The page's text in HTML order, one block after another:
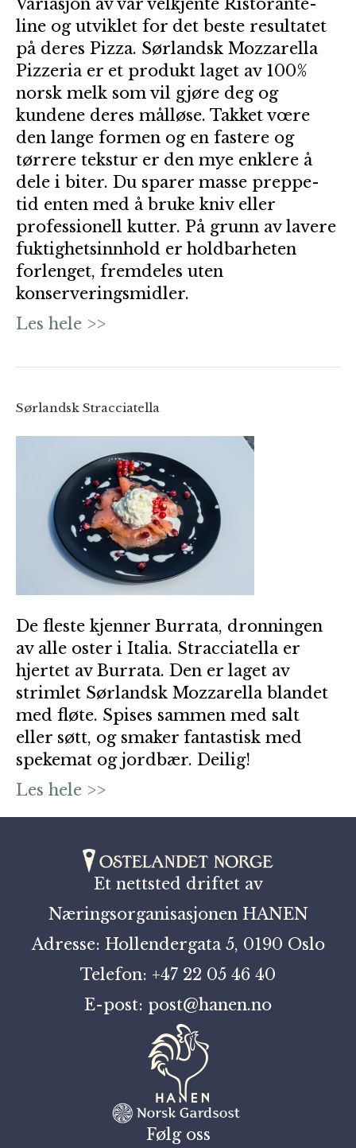
Variasjon av vår velkjente Ristorante-
line og utviklet for det beste resultatet
på deres Pizza. Sørlandsk Mozzarella
Pizzeria er et produkt laget av 100%
norsk melk som vil gjøre deg og
kundene deres målløse. Takket vœre
den lange formen og en fastere og
tørrere tekstur er den mye enklere å
dele i biter. Du sparer masse preppe-
tid enten med å bruke kniv eller
professionell kutter. På grunn av lavere
fuktighetsinnhold er holdbarheten
forlenget, fremdeles uten
konserveringsmidler.
Les hele >>
Sørlandsk Stracciatella
De fleste kjenner Burrata, dronningen
av alle oster i Italia. Stracciatella er
hjertet av Burrata. Den er laget av
strimlet Sørlandsk Mozzarella blandet
med fløte. Spises sammen med salt
eller søtt, og smaker fantastisk med
spekemat og jordbær. Deilig!
Les hele >>
Et nettsted driftet av
Næringsorganisasjonen HANEN
Adresse: Hollendergata 5, 0190 Oslo
Telefon: +47 22 05 46 40
E-post: post@hanen.no
Følg oss